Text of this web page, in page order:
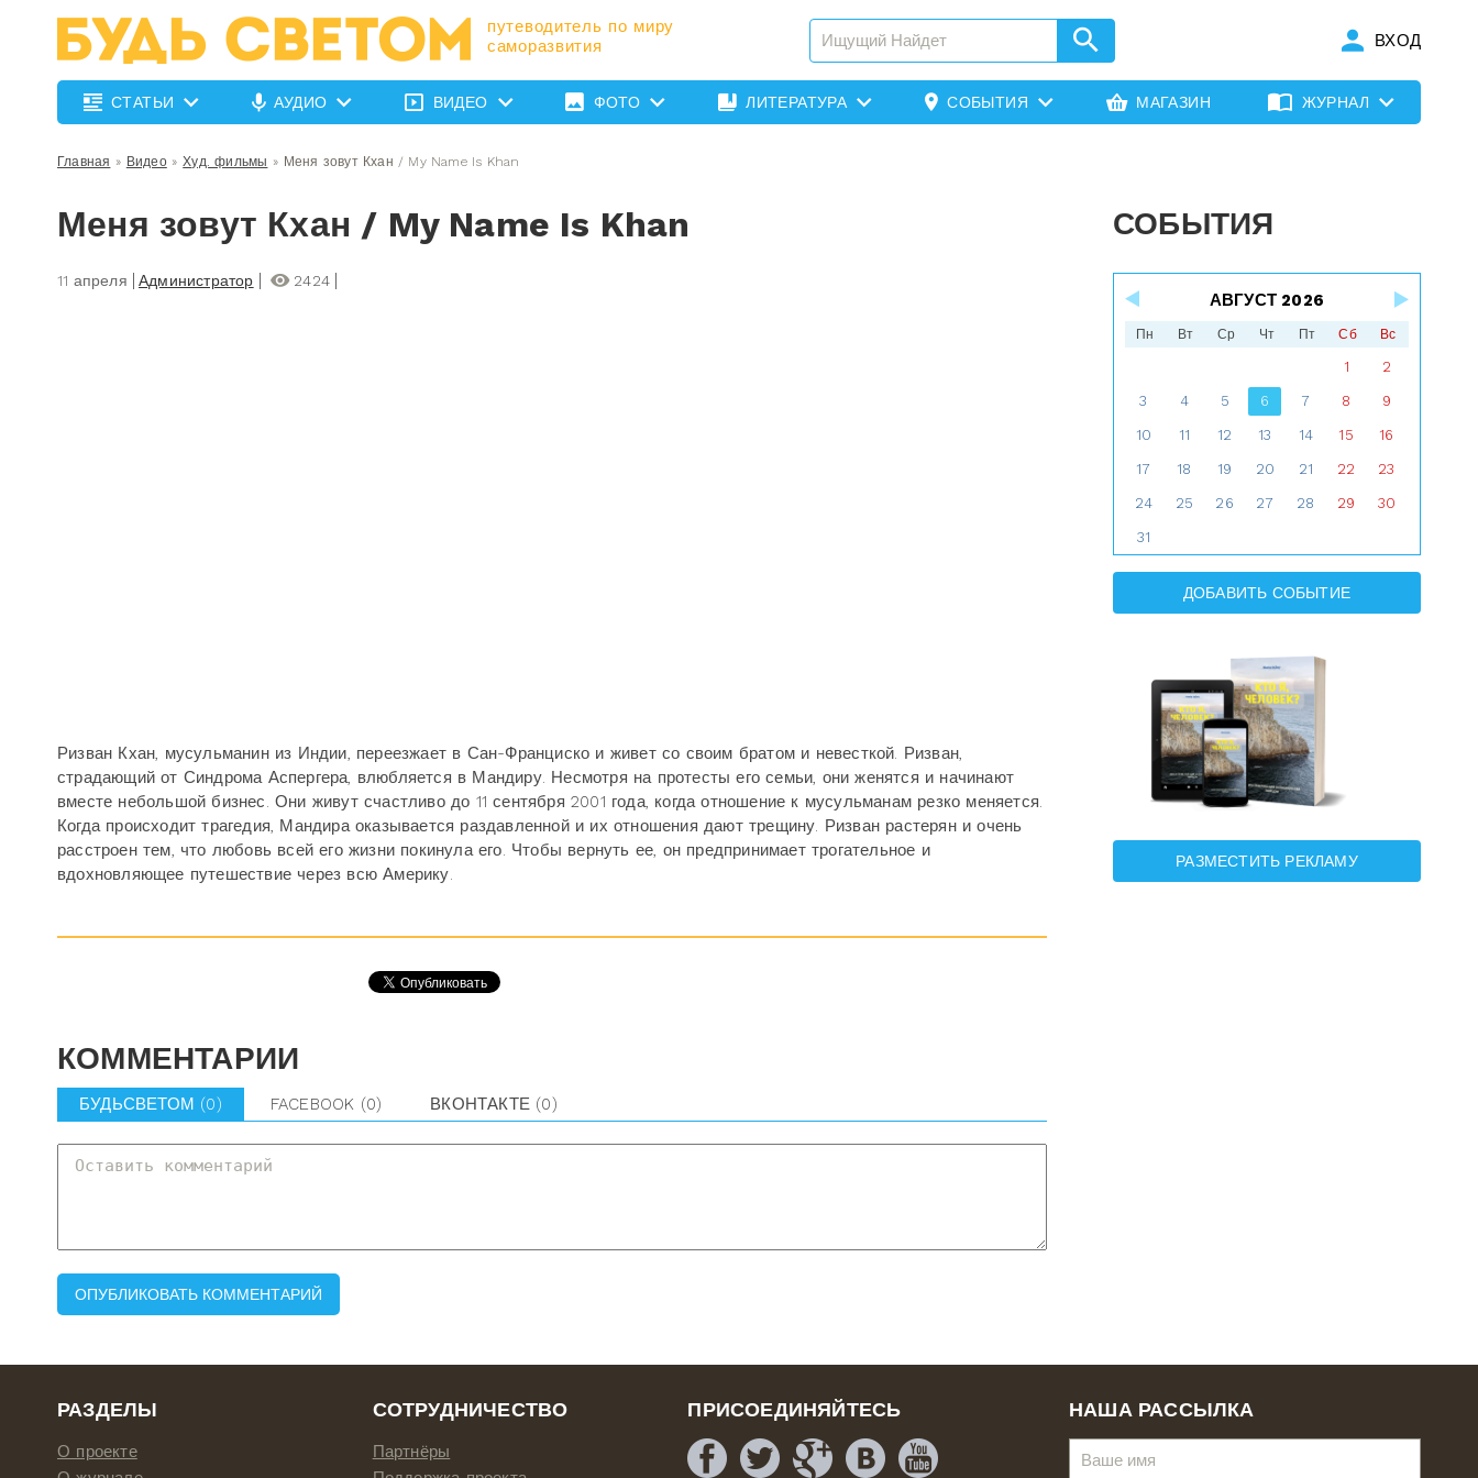
путеводитель по миру
саморазвития
ВХОД
СТАТЬИ АУДИО ВИДЕО ФОТО ЛИТЕРАТУРА СОБЫТИЯ МАГАЗИН ЖУРНАЛ
Главная » Видео» Худ. фильмы » Меня зовут Кхан / My Name Is Khan
Меня зовут Кхан / My Name Is Khan
11 апреля Администратор 2424
Ризван Кхан, мусульманин из Индии, переезжает в Сан-Франциско и живет со своим братом и невесткой. Ризван,
страдающий от Синдрома Аспергера, влюбляется в Мандиру. Несмотря на протесты его семьи, они женятся и начинают
вместе небольшой бизнес. Они живут счастливо до 11 сентября 2001 года, когда отношение к мусульманам резко меняется.
Когда происходит трагедия, Мандира оказывается раздавленной и их отношения дают трещину. Ризван растерян и очень
расстроен тем, что любовь всей его жизни покинула его. Чтобы вернуть ее, он предпринимает трогательное и
вдохновляющее путешествие через всю Америку.
КОММЕНТАРИИ
БУДЬСВЕТОМ (0) FACEBOOK (0) ВКОНТАКТЕ (0)
СОБЫТИЯ
АВГУСТ 2026
Пн Вт Ср Чт Пт Сб Вс
1 2
3 4 5 6 7 8 9
10 11 12 13 14 15 16
17 18 19 20 21 22 23
24 25 26 27 28 29 30
31
ДОБАВИТЬ СОБЫТИЕ
РАЗМЕСТИТЬ РЕКЛАМУ
РАЗДЕЛЫ
О проекте
СОТРУДНИЧЕСТВО
Партнёры
ПРИСОЕДИНЯЙТЕСЬ НАША РАССЫЛКА